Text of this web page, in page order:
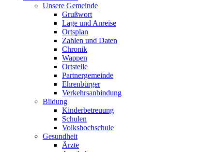
Unsere Gemeinde
Grußwort
Lage und Anreise
Ortsplan
Zahlen und Daten
Chronik
Wappen
Ortsteile
Partnergemeinde
Ehrenbürger
Verkehrsanbindung
Bildung
Kinderbetreuung
Schulen
Volkshochschule
Gesundheit
Ärzte